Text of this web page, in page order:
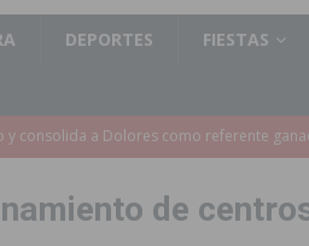
DEPORTES FIESTAS
local con nuevos convenios de
de